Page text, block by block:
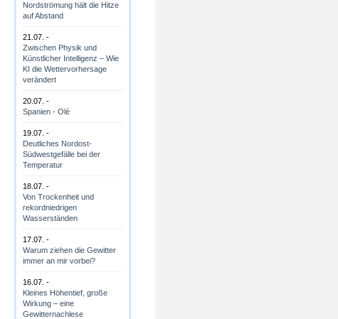
Nordströmung hält die Hitze
auf Abstand
21.07. -
Zwischen Physik und
Künstlicher Intelligenz – Wie
KI die Wettervorhersage
verändert
20.07. -
Spanien - Olé
19.07. -
Deutliches Nordost-
Südwestgefälle bei der
Temperatur
18.07. -
Von Trockenheit und
rekordniedrigen
Wasserständen
17.07. -
Warum ziehen die Gewitter
immer an mir vorbei?
16.07. -
Kleines Höhentief, große
Wirkung – eine
Gewitternachlese